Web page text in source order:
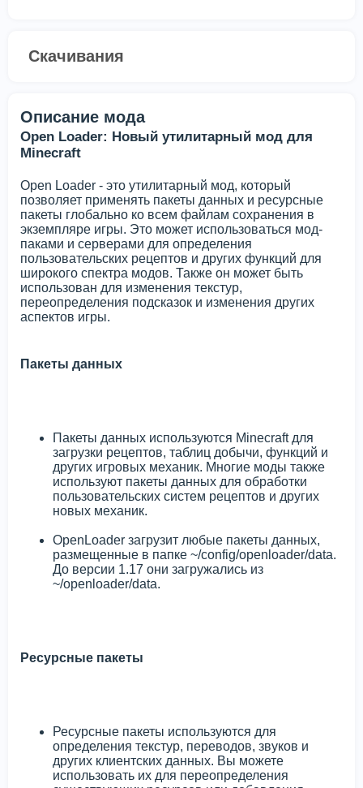
Скачивания
Описание мода
Open Loader: Новый утилитарный мод для
Minecraft
Open Loader - это утилитарный мод, который
позволяет применять пакеты данных и ресурсные
пакеты глобально ко всем файлам сохранения в
экземпляре игры. Это может использоваться мод-
паками и серверами для определения
пользовательских рецептов и других функций для
широкого спектра модов. Также он может быть
использован для изменения текстур,
переопределения подсказок и изменения других
аспектов игры.
Пакеты данных
Пакеты данных используются Minecraft для
загрузки рецептов, таблиц добычи, функций и
других игровых механик. Многие моды также
используют пакеты данных для обработки
пользовательских систем рецептов и других
новых механик.
OpenLoader загрузит любые пакеты данных,
размещенные в папке ~/config/openloader/data.
До версии 1.17 они загружались из
~/openloader/data.
Ресурсные пакеты
Ресурсные пакеты используются для
определения текстур, переводов, звуков и
других клиентских данных. Вы можете
использовать их для переопределения